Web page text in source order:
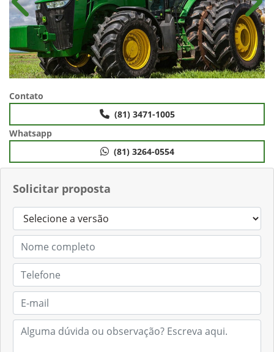
Solicitar proposta
Anterior
Contato
(81) 3471-1005
Whatsapp
(81) 3264-0554